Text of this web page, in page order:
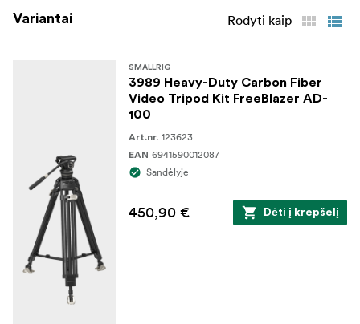
Variantai Rodyti kaip
SMALLRIG
3989 Heavy-Duty Carbon Fiber
Video Tripod Kit FreeBlazer AD-
100
Art.nr. 123623
EAN 6941590012087
Sandėlyje
450,90 € Dėti į krepšelį